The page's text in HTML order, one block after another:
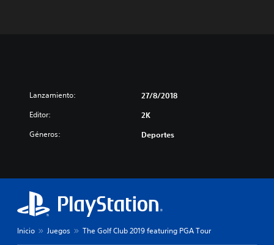
Lanzamiento: 27/8/2018
Editor: 2K
Géneros: Deportes
Inicio Juegos The Golf Club 2019 featuring PGA Tour